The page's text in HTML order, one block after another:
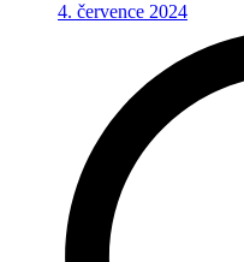
4. července 2024